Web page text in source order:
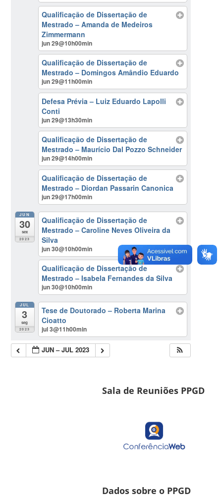
Qualificação de Dissertação de
Mestrado – Amanda de Medeiros
Zimmermann
jun 29@10h00min
Qualificação de Dissertação de
Mestrado – Domingos Amândio Eduardo
jun 29@11h00min
Defesa Prévia – Luiz Eduardo Lapolli
Conti
jun 29@13h30min
Qualificação de Dissertação de
Mestrado – Maurício Dal Pozzo Schneider
jun 29@14h00min
Qualificação de Dissertação de
Mestrado – Diordan Passarin Canonica
jun 29@17h00min
JUN
30
sex
2023
Qualificação de Dissertação de
Mestrado – Caroline Neves Oliveira da
Silva
jun 30@10h00min
Qualificação de Dissertação de
Mestrado – Isabela Fernandes da Silva
jun 30@10h00min
JUL
3
seg
2023
Tese de Doutorado – Roberta Marina
Cioatto
jul 3@11h00min
JUN – JUL 2023
Sala de Reuniões PPGD
Dados sobre o PPGD